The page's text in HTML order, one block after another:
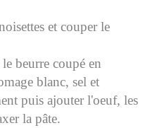
et couper le
beurre coupé en
blanc, sel et
puis ajouter l'oeuf, les
la pâte.